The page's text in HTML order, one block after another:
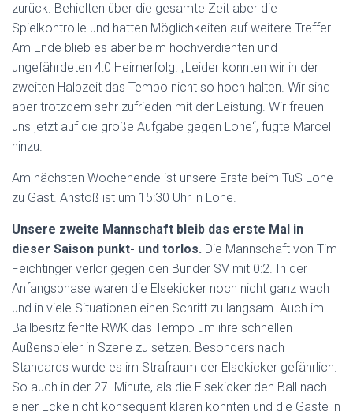
zurück. Behielten über die gesamte Zeit aber die
Spielkontrolle und hatten Möglichkeiten auf weitere Treffer.
Am Ende blieb es aber beim hochverdienten und
ungefährdeten 4:0 Heimerfolg. „Leider konnten wir in der
zweiten Halbzeit das Tempo nicht so hoch halten. Wir sind
aber trotzdem sehr zufrieden mit der Leistung. Wir freuen
uns jetzt auf die große Aufgabe gegen Lohe“, fügte Marcel
hinzu.
Am nächsten Wochenende ist unsere Erste beim TuS Lohe
zu Gast. Anstoß ist um 15:30 Uhr in Lohe.
Unsere zweite Mannschaft bleib das erste Mal in
dieser Saison punkt- und torlos. Die Mannschaft von Tim
Feichtinger verlor gegen den Bünder SV mit 0:2. In der
Anfangsphase waren die Elsekicker noch nicht ganz wach
und in viele Situationen einen Schritt zu langsam. Auch im
Ballbesitz fehlte RWK das Tempo um ihre schnellen
Außenspieler in Szene zu setzen. Besonders nach
Standards wurde es im Strafraum der Elsekicker gefährlich.
So auch in der 27. Minute, als die Elsekicker den Ball nach
einer Ecke nicht konsequent klären konnten und die Gäste in